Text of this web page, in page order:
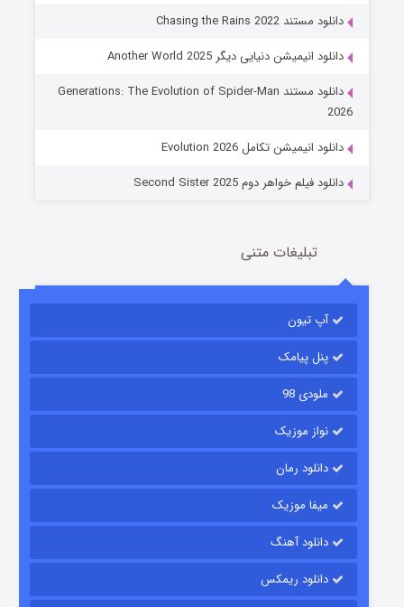
۱۴ (زیرنویس)
باب اسفنجی فصل ۱۷
قسمت۶ (زیرنویس) منتشر شد
قسمت۱۵ (دوبله) منتشر شد
دانلود مستند Chasing the Rains 2022
دانلود انیمیشن دنیایی دیگر Another World 2025
دانلود مستند Generations: The Evolution of Spider-Man
2026
دانلود انیمیشن تکامل Evolution 2026
دانلود فیلم خواهر دوم Second Sister 2025
تبلیغات متنی
آپ تیون
پنل پیامک
ملودی 98
نواز موزیک
دانلود رمان
میفا موزیک
دانلود آهنگ
دانلود ریمکس